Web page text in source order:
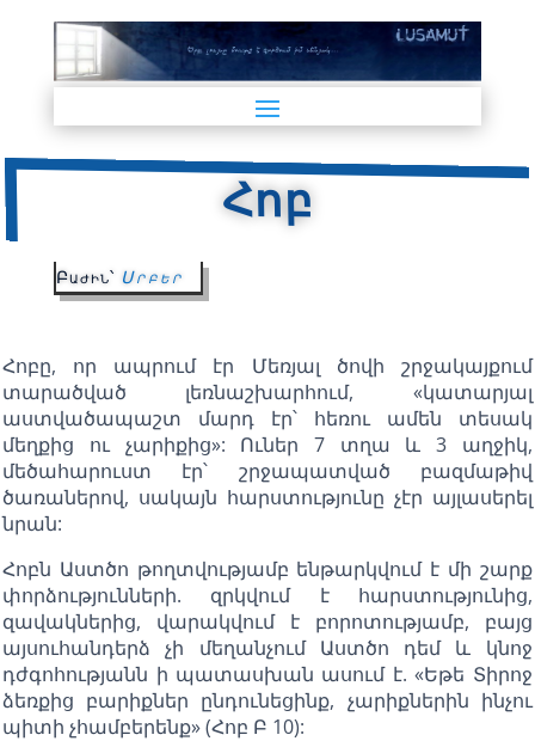
Հոբ
Բաժին՝ Սրբեր
Հոբը, որ ապրում էր Մեռյալ ծովի շրջակայքում
տարածված լեռնաշխարհում, «կատարյալ
աստվածապաշտ մարդ էր՝ հեռու ամեն տեսակ
մեղքից ու չարիքից»: Ուներ 7 տղա և 3 աղջիկ,
մեծահարուստ էր՝ շրջապատված բազմաթիվ
ծառաներով, սակայն հարստությունը չէր այլասերել
նրան:
Հոբն Աստծո թողտվությամբ ենթարկվում է մի շարք
փորձությունների. զրկվում է հարստությունից,
զավակներից, վարակվում է բորոտությամբ, բայց
այսուհանդերձ չի մեղանչում Աստծո դեմ և կնոջ
դժգոհությանն ի պատասխան ասում է. «Եթե Տիրոջ
ձեռքից բարիքներ ընդունեցինք, չարիքներին ինչու
պիտի չհամբերենք» (Հոբ Բ 10):